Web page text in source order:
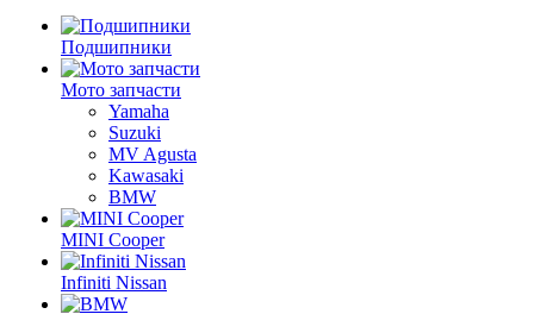
Подшипники
Мото запчасти
Yamaha
Suzuki
MV Agusta
Kawasaki
BMW
MINI Cooper
Infiniti Nissan